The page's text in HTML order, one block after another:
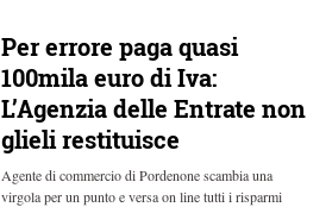
Per errore paga quasi
100mila euro di Iva:
L’Agenzia delle Entrate non
glieli restituisce
Agente di commercio di Pordenone scambia una
virgola per un punto e versa on line tutti i risparmi